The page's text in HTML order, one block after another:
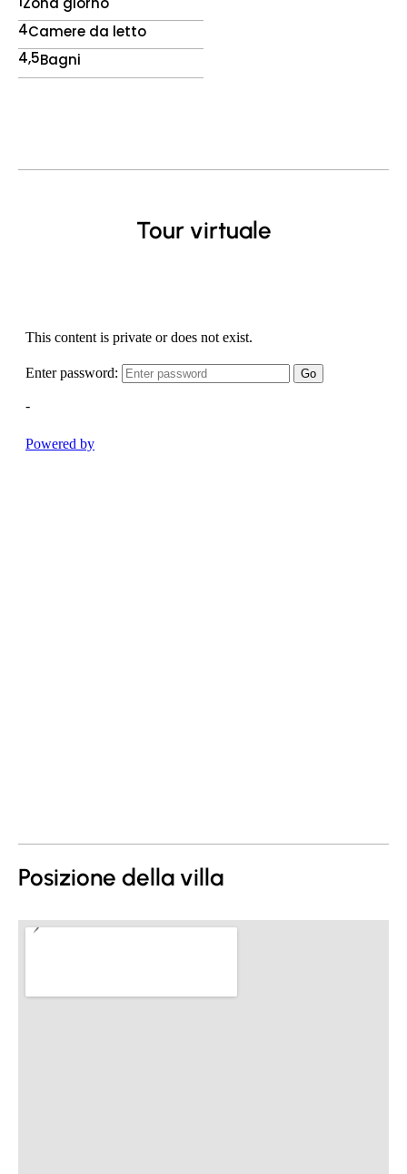
4Camere da letto
4,5Bagni
Tour virtuale
Posizione della villa